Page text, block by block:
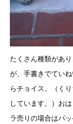
たくさん種類があ
が、手書きでてい
らチョイス。（く
しています。）お
ラ売りの場合はパ